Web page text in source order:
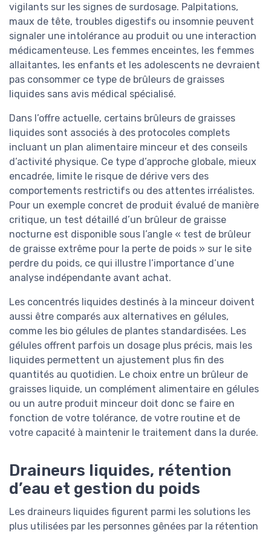
vigilants sur les signes de surdosage. Palpitations,
maux de tête, troubles digestifs ou insomnie peuvent
signaler une intolérance au produit ou une interaction
médicamenteuse. Les femmes enceintes, les femmes
allaitantes, les enfants et les adolescents ne devraient
pas consommer ce type de brûleurs de graisses
liquides sans avis médical spécialisé.
Dans l’offre actuelle, certains brûleurs de graisses
liquides sont associés à des protocoles complets
incluant un plan alimentaire minceur et des conseils
d’activité physique. Ce type d’approche globale, mieux
encadrée, limite le risque de dérive vers des
comportements restrictifs ou des attentes irréalistes.
Pour un exemple concret de produit évalué de manière
critique, un test détaillé d’un brûleur de graisse
nocturne est disponible sous l’angle « test de brûleur
de graisse extrême pour la perte de poids » sur le site
perdre du poids, ce qui illustre l’importance d’une
analyse indépendante avant achat.
Les concentrés liquides destinés à la minceur doivent
aussi être comparés aux alternatives en gélules,
comme les bio gélules de plantes standardisées. Les
gélules offrent parfois un dosage plus précis, mais les
liquides permettent un ajustement plus fin des
quantités au quotidien. Le choix entre un brûleur de
graisses liquide, un complément alimentaire en gélules
ou un autre produit minceur doit donc se faire en
fonction de votre tolérance, de votre routine et de
votre capacité à maintenir le traitement dans la durée.
Draineurs liquides, rétention
d’eau et gestion du poids
Les draineurs liquides figurent parmi les solutions les
plus utilisées par les personnes gênées par la rétention